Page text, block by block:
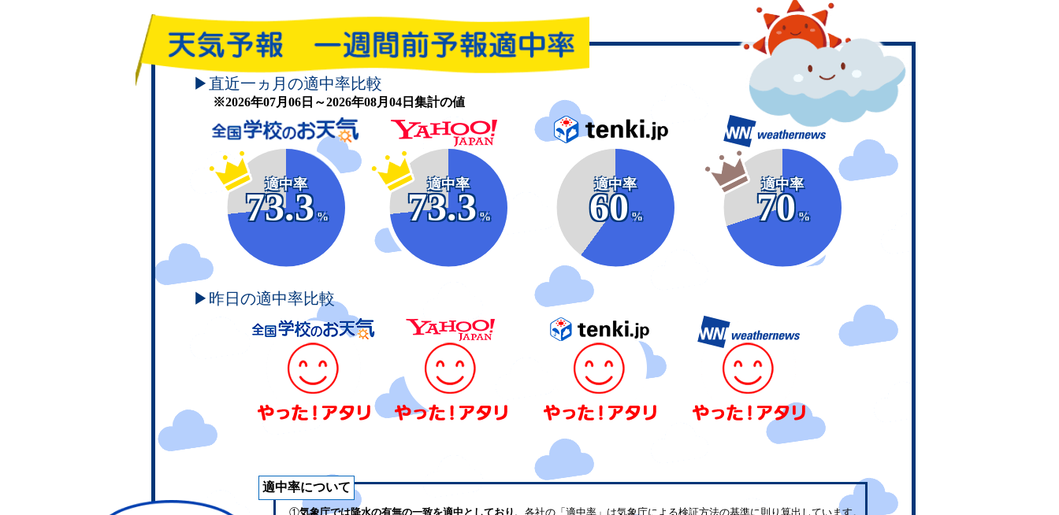
▶直近一ヵ月の適中率比較
※2026年07月06日～2026年08月04日集計の値
適中率
73.3
%
適中率
73.3
%
適中率
60
%
適中率
70
%
▶昨日の適中率比較
適中率について
①気象庁では降水の有無の一致を適中としており、 各社の「適中率」は気象庁による検証方法の基準に則り算出しています。